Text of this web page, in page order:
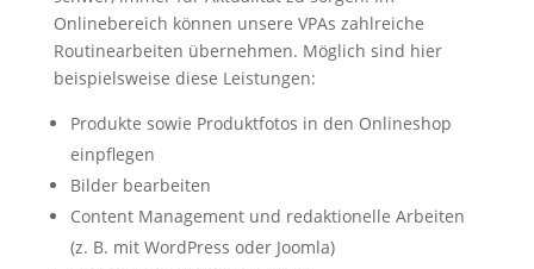
Onlinebereich können unsere VPAs zahlreiche
Routinearbeiten übernehmen. Möglich sind hier
beispielsweise diese Leistungen:
Produkte sowie Produktfotos in den Onlineshop
einpflegen
Bilder bearbeiten
Content Management und redaktionelle Arbeiten
(z. B. mit WordPress oder Joomla)